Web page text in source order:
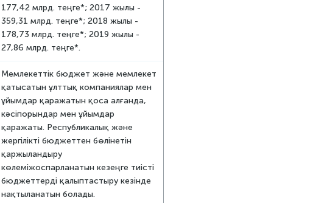
177,42 млрд. теңге*; 2017 жылы -
359,31 млрд. теңге*; 2018 жылы -
178,73 млрд. теңге*; 2019 жылы -
27,86 млрд. теңге*.
Мемлекеттік бюджет және мемлекет
қатысатын ұлттық компаниялар мен
ұйымдар қаражатын қоса алғанда,
кәсіпорындар мен ұйымдар
қаражаты. Республикалық және
жергілікті бюджеттен бөлінетін
қаржыландыру
көлеміжоспарланатын кезеңге тиісті
бюджеттерді қалыптастыру кезінде
нақтыланатын болады.